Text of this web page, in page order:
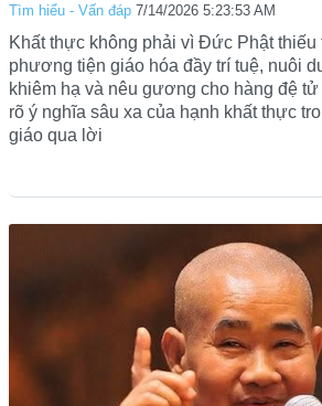
Tìm hiểu - Vấn đáp 7/14/2026 5:23:53 AM
Khất thực không phải vì Đức Phật thiếu
phương tiện giáo hóa đầy trí tuệ, nuôi
khiêm hạ và nêu gương cho hàng đệ
rõ ý nghĩa sâu xa của hạnh khất thực
giáo qua lời